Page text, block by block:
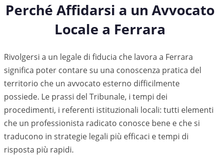
Perché Affidarsi a un Avvocato
Locale a Ferrara
Rivolgersi a un legale di fiducia che lavora a Ferrara
significa poter contare su una conoscenza pratica del
territorio che un avvocato esterno difficilmente
possiede. Le prassi del Tribunale, i tempi dei
procedimenti, i referenti istituzionali locali: tutti elementi
che un professionista radicato conosce bene e che si
traducono in strategie legali più efficaci e tempi di
risposta più rapidi.